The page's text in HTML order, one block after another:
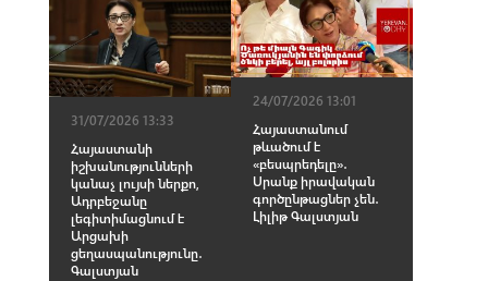
31/07/2026 13:33
Հայաստանի
իշխանությունների
կանաչ լույսի ներքո,
Ադրբեջանը
լեգիտիմացնում է
Արցախի
ցեղասպանությունը․
Գալստյան
24/07/2026 13:01
Հայաստանում
թևածում է
«բեսպրեդելը»․
Սրանք իրավական
գործընթացներ չեն․
Լիլիթ Գալստյան